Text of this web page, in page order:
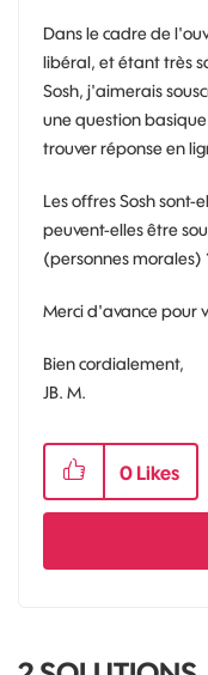
Dans le cadre de
libéral, et étant très
Sosh, j'aimerais
une question
trouver réponse en
Les offres Sosh sont-
peuvent-elles être
(personnes morales)
Merci d'avance pour
Bien cordialement,
JB. M.
0 Likes